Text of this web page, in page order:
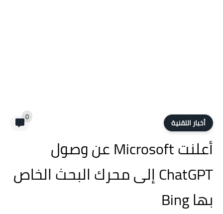
أخبار التقنية 0
أعلنت Microsoft عن وصول
ChatGPT إلى محرك البحث الخاص
بها Bing